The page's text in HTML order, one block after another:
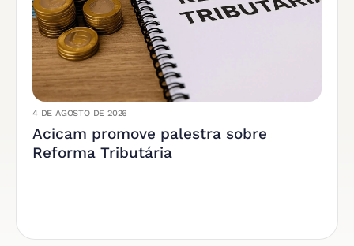
4 DE AGOSTO DE 2026
Acicam promove palestra sobre
Reforma Tributária